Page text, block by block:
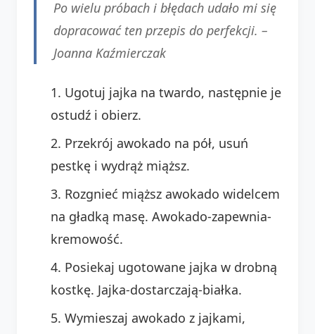
Po wielu próbach i błędach udało mi się
dopracować ten przepis do perfekcji. –
Joanna Kaźmierczak
Ugotuj jajka na twardo, następnie je
ostudź i obierz.
Przekrój awokado na pół, usuń
pestkę i wydrąż miąższ.
Rozgnieć miąższ awokado widelcem
na gładką masę. Awokado-zapewnia-
kremowość.
Posiekaj ugotowane jajka w drobną
kostkę. Jajka-dostarczają-białka.
Wymieszaj awokado z jajkami,